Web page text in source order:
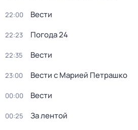
22:00 Вести
22:23 Погода 24
22:35 Вести
23:00 Вести с Марией Петрашко
00:00 Вести
00:25 За лентой